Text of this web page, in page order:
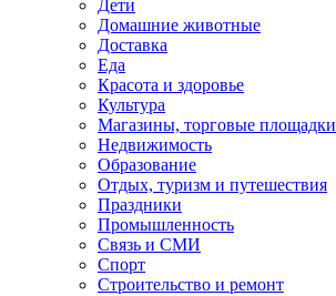
Дети
Домашние животные
Доставка
Еда
Красота и здоровье
Культура
Магазины, торговые площадки
Недвижимость
Образование
Отдых, туризм и путешествия
Праздники
Промышленность
Связь и СМИ
Спорт
Строительство и ремонт